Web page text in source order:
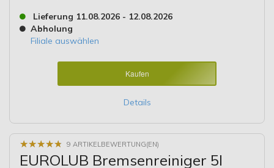
Lieferung 11.08.2026 - 12.08.2026
Abholung
Filiale auswählen
Kaufen
Details
★★★★★
★★★★★ 9 ARTIKELBEWERTUNG(EN)
EUROLUB Bremsenreiniger 5l